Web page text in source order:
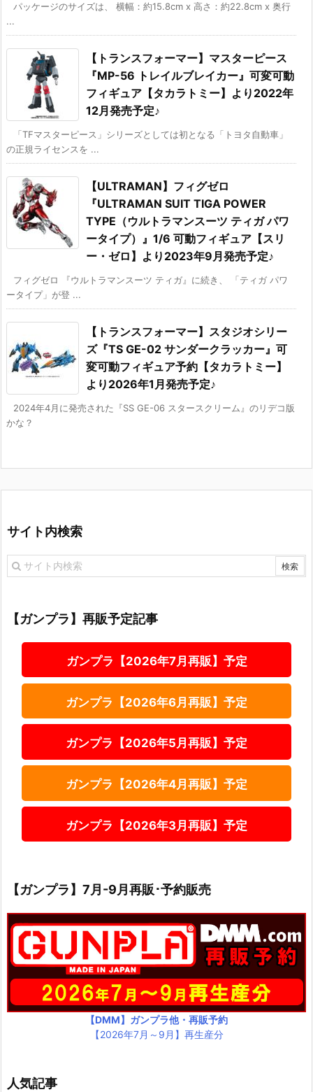
パッケージのサイズは、 横幅：約15.8cm x 高さ：約22.8cm x 奥行
...
【トランスフォーマー】マスターピース
『MP-56 トレイルブレイカー』可変可動
フィギュア【タカラトミー】より2022年
12月発売予定♪
「TFマスターピース」シリーズとしては初となる「トヨタ自動車」
の正規ライセンスを ...
【ULTRAMAN】フィグゼロ
『ULTRAMAN SUIT TIGA POWER
TYPE（ウルトラマンスーツ ティガ パワ
ータイプ）』1/6 可動フィギュア【スリ
ー・ゼロ】より2023年9月発売予定♪
フィグゼロ 『ウルトラマンスーツ ティガ』に続き、 「ティガ パワ
ータイプ」が登 ...
【トランスフォーマー】スタジオシリー
ズ『TS GE-02 サンダークラッカー』可
変可動フィギュア予約【タカラトミー】
より2026年1月発売予定♪
2024年4月に発売された『SS GE-06 スタースクリーム』のリデコ版
かな？
サイト内検索
【ガンプラ】再販予定記事
ガンプラ【2026年7月再販】予定
ガンプラ【2026年6月再販】予定
ガンプラ【2026年5月再販】予定
ガンプラ【2026年4月再販】予定
ガンプラ【2026年3月再販】予定
【ガンプラ】7月-9月再販･予約販売
【DMM】ガンプラ他・再販予約
【2026年7月～9月】再生産分
人気記事